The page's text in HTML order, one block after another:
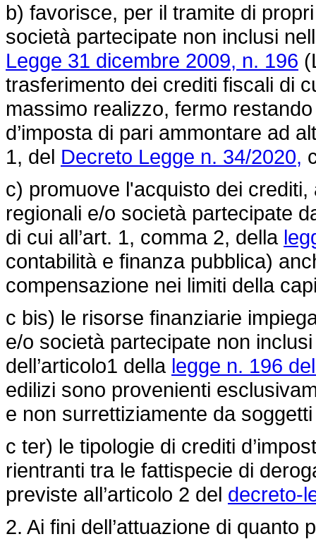
b) favorisce, per il tramite di
società partecipate non inclusi
Legge 31 dicembre 2009, n. 196
trasferimento dei crediti fiscali di
massimo realizzo, fermo
d’imposta di pari ammontare ad
1, del Decreto Legge n. 34/2020,
c) promuove l'acquisto dei
regionali e/o società partecipate
di cui all’art. 1, comma 2, della
contabilità e finanza pubblica)
compensazione nei limiti della
c bis) le risorse finanziarie
e/o società partecipate non
dell’articolo1 della legge n. 196
edilizi sono provenienti
e non surrettiziamente da
c ter) le tipologie di crediti
rientranti tra le fattispecie di
previste all’articolo 2 del decreto-
2. Ai fini dell’attuazione di